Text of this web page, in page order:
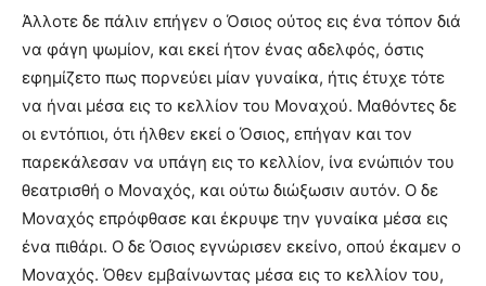
Άλλοτε δε πάλιν επήγεν ο Όσιος ούτος εις ένα τόπον διά
να φάγη ψωμίον, και εκεί ήτον ένας αδελφός, όστις
εφημίζετο πως πορνεύει μίαν γυναίκα, ήτις έτυχε τότε
να ήναι μέσα εις το κελλίον του Μοναχού. Μαθόντες δε
οι εντόπιοι, ότι ήλθεν εκεί ο Όσιος, επήγαν και τον
παρεκάλεσαν να υπάγη εις το κελλίον, ίνα ενώπιόν του
θεατρισθή ο Μοναχός, και ούτω διώξωσιν αυτόν. O δε
Μοναχός επρόφθασε και έκρυψε την γυναίκα μέσα εις
ένα πιθάρι. O δε Όσιος εγνώρισεν εκείνο, οπού έκαμεν ο
Μοναχός. Όθεν εμβαίνωντας μέσα εις το κελλίον του,